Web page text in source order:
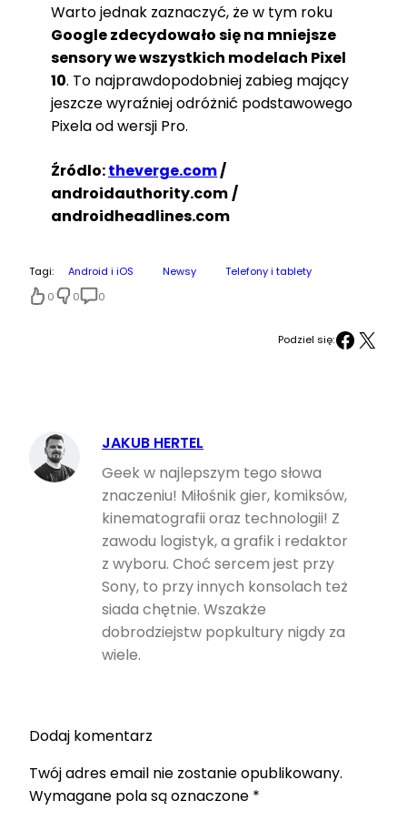
Warto jednak zaznaczyć, że w tym roku
Google zdecydowało się na mniejsze
sensory we wszystkich modelach Pixel
10. To najprawdopodobniej zabieg mający
jeszcze wyraźniej odróżnić podstawowego
Pixela od wersji Pro.
Źródlo:theverge.com/
androidauthority.com/
androidheadlines.com
Tagi: Android i iOS Newsy
Telefony i tablety
0
0 0
Podziel się:Facebook X
JAKUB HERTEL
Geek w najlepszym tego słowa
znaczeniu! Miłośnik gier, komiksów,
kinematografii oraz technologii! Z
zawodu logistyk, a grafik i redaktor
z wyboru. Choć sercem jest przy
Sony, to przy innych konsolach też
siada chętnie. Wszakże
dobrodziejstw popkultury nigdy za
wiele.
Dodaj komentarz
Twój adres email nie zostanie opublikowany.
Wymagane pola są oznaczone *